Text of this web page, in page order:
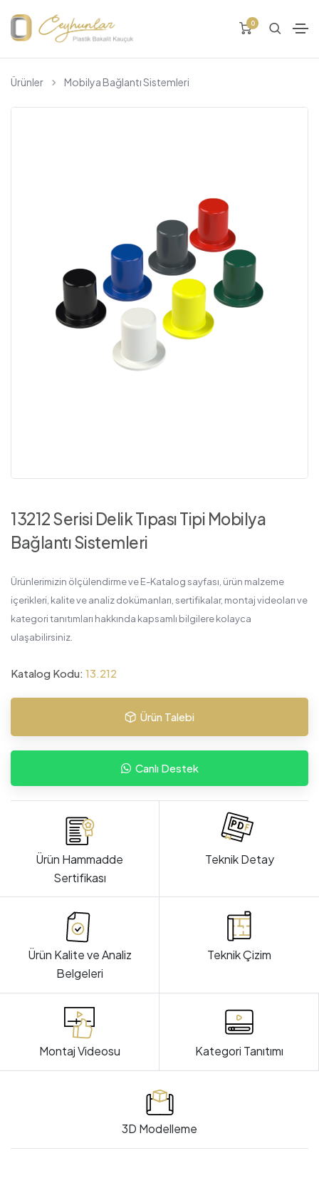
0
Ürünler Mobilya Bağlantı Sistemleri
13212 Serisi Delik Tıpası Tipi Mobilya
Bağlantı Sistemleri
Ürünlerimizin ölçülendirme ve E-Katalog sayfası, ürün malzeme
içerikleri, kalite ve analiz dokümanları, sertifikalar, montaj videoları ve
kategori tanıtımları hakkında kapsamlı bilgilere kolayca
ulaşabilirsiniz.
Katalog Kodu: 13.212
Ürün Talebi
Canlı Destek
Ürün Hammadde
Sertifikası
Teknik Detay
Ürün Kalite ve Analiz
Belgeleri
Teknik Çizim
Montaj Videosu Kategori Tanıtımı
3D Modelleme